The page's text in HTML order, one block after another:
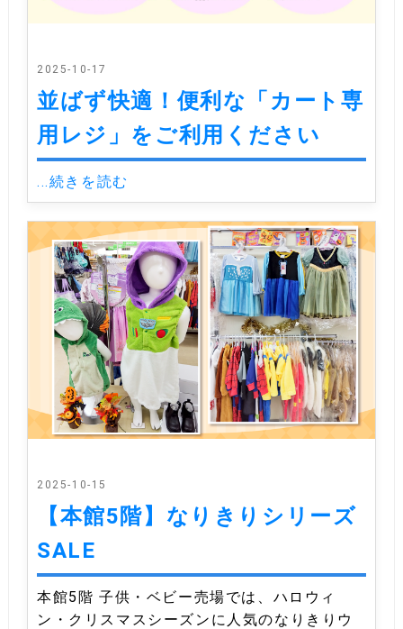
2025-10-17
並ばず快適！便利な「カート専
用レジ」をご利用ください
...続きを読む
2025-10-15
【本館5階】なりきりシリーズ
SALE
本館5階 子供・ベビー売場では、ハロウィ
ン・クリスマスシーズンに人気のなりきりウ